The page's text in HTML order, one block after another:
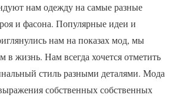
нам одежду на самые разные
и фасона. Популярные идеи и
нам на показах мод, мы
в жизнь. Нам всегда хочется отметить
стиль разными деталями. Мода
собственных собственных